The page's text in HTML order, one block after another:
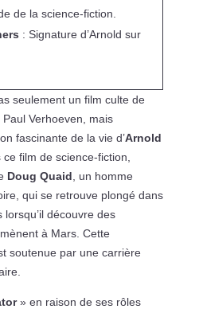
de la science-fiction.
: Signature d’Arnold sur
seulement un film culte de
Verhoeven, mais
fascinante de la vie d’Arnold
ce film de science-fiction,
Doug Quaid , un homme
qui se retrouve plongé dans
lorsqu’il découvre des
à Mars. Cette
soutenue par une carrière
» en raison de ses rôles